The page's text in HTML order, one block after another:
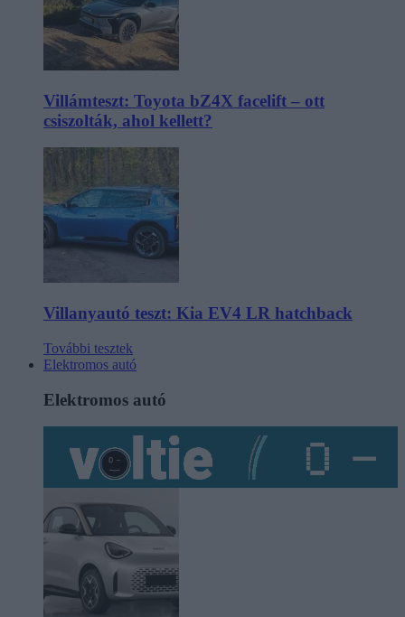
Villámteszt: Toyota bZ4X facelift – ott
csiszolták, ahol kellett?
Villanyautó teszt: Kia EV4 LR hatchback
További tesztek
Elektromos autó
Elektromos autó